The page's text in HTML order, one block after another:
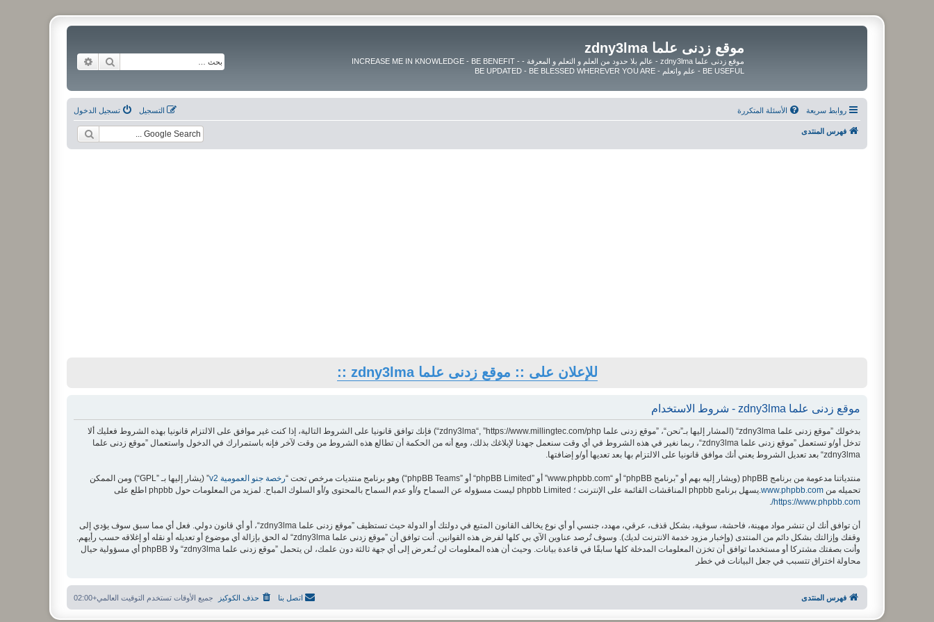
موقع زدنى علما zdny3lma
موقع زدنى علما zdny3lma - عالم بلا حدود من العلم و التعلم و المعرفة - INCREASE ME IN KNOWLEDGE - BE BENEFIT -
BE USEFUL - علم واتعلم - BE UPDATED - BE BLESSED WHEREVER YOU ARE
بحث
روابط سريعة الأسئلة المتكررة تسجيل الدخول التسجيل
فهرس المنتدى
للإعلان على :: موقع زدنى علما zdny3lma ::
موقع زدنى علما zdny3lma - شروط الاستخدام
بدخولك ”موقع زدنى علما zdny3lma“ (المشار إليها بـ”نحن“، ”موقع زدنى علما zdny3lma“, ”https://www.millingtec.com/php“) فإنك توافق قانونيا على الشروط التالية، إذا كنت غير موافق على الالتزام قانونيا بهذه الشروط فعليك ألا
تدخل أو/و تستعمل ”موقع زدنى علما zdny3lma“، ربما نغير في هذه الشروط في أي وقت سنعمل جهدنا لإبلاغك بذلك، ومع أنه من الحكمة أن تطالع هذه الشروط من وقت لآخر فإنه باستمرارك في الدخول واستعمال ”موقع زدنى علما
zdny3lma“ بعد تعديل الشروط يعني أنك موافق قانونيا على الالتزام بها بعد تعديها أو/و إضافتها.
منتدياتنا مدعومة من برنامج phpBB (ويشار إليه بهم أو ”برنامج phpBB“ أو “www.phpbb.com” أو ”phpBB Limited“ أو ”phpBB Teams“) وهو برنامج منتديات مرخص تحت “ رخصة جنو العمومية v2
” (يشار إليها بـ ”GPL“) ومن الممكن
تحميله من www.phpbb.com .يسهل برنامج phpbb المناقشات القائمة على الإنترنت ؛ phpbb Limited ليست مسؤوله عن السماح و/أو عدم السماح بالمحتوى و/أو السلوك المباح. لمزيد من المعلومات حول phpbb اطلع على
https://www.phpbb.com/
أن توافق أنك لن تنشر مواد مهينة، فاحشة، سوقية، بشكل قذف، عرقي، مهدد، جنسي أو أي نوع يخالف القانون المتبع في دولتك أو الدولة حيث تستظيف ”موقع زدنى علما zdny3lma“، أو أي قانون دولي. فعل أي مما سبق سوف يؤدي إلى
وقفك وإزالتك بشكل دائم من المنتدى (وإخبار مزود خدمة الانترنت لديك). وسوف تُرصد عناوين الآي بي كلها لفرض هذه القوانين. أنت توافق أن ”موقع زدنى علما zdny3lma“ له الحق بإزالة أي موضوع أو تعديله أو نقله أو إغلاقه حسب رأيهم.
وأنت بصفتك مشتركا أو مستخدما توافق أن تخزن المعلومات المدخلة كلها سابقًا في قاعدة بيانات. وحيث أن هذه المعلومات لن تُـعرض إلى أي جهة ثالثة دون علمك، لن يتحمل ”موقع زدنى علما zdny3lma“ ولا phpBB أي مسؤولية حيال
محاولة اختراق تتسبب في جعل البيانات في خطر
فهرس المنتدى جميع الأوقات تستخدم التوقيت العالمي+02:00 حذف الكوكيز اتصل بنا